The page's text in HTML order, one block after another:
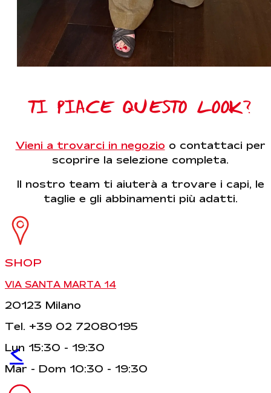
<
TI PIACE QUESTO LOOK?
Vieni a trovarci in negozio o contattaci per
scoprire la selezione completa.
Il nostro team ti aiuterà a trovare i capi, le
taglie e gli abbinamenti più adatti.
SHOP
VIA SANTA MARTA 14
20123 Milano
Tel. +39 02 72080195
Lun 15:30 - 19:30
Mar - Dom 10:30 - 19:30